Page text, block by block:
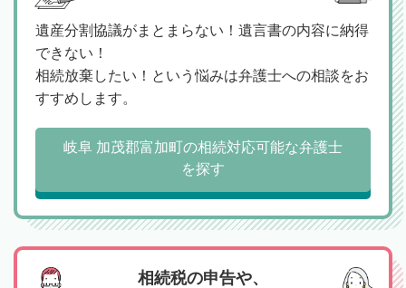
遺産分割協議がまとまらない！遺言書の内容に納得
できない！
相続放棄したい！という悩みは弁護士への相談をお
すすめします。
岐阜 加茂郡富加町の相続対応可能な弁護士
を探す
相続税の申告や、